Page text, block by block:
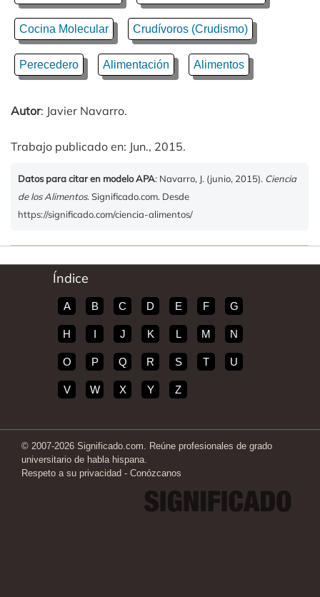
Cocina Molecular Crudívoros (Crudismo)
Perecedero Alimentación Alimentos
Autor: Javier Navarro.
Trabajo publicado en: Jun., 2015.
Datos para citar en modelo APA: Navarro, J. (junio, 2015). Ciencia
de los Alimentos. Significado.com. Desde
https://significado.com/ciencia-alimentos/
Índice
A B C D E F G
H I J K L M N
O P Q R S T U
V W X Y Z
© 2007-2026 Significado.com. Reúne profesionales de grado
universitario de habla hispana.
Respeto a su privacidad - Conózcanos